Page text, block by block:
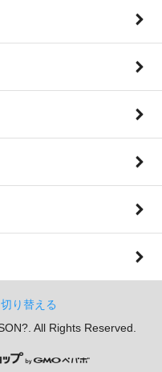
り替える
All Rights Reserved.